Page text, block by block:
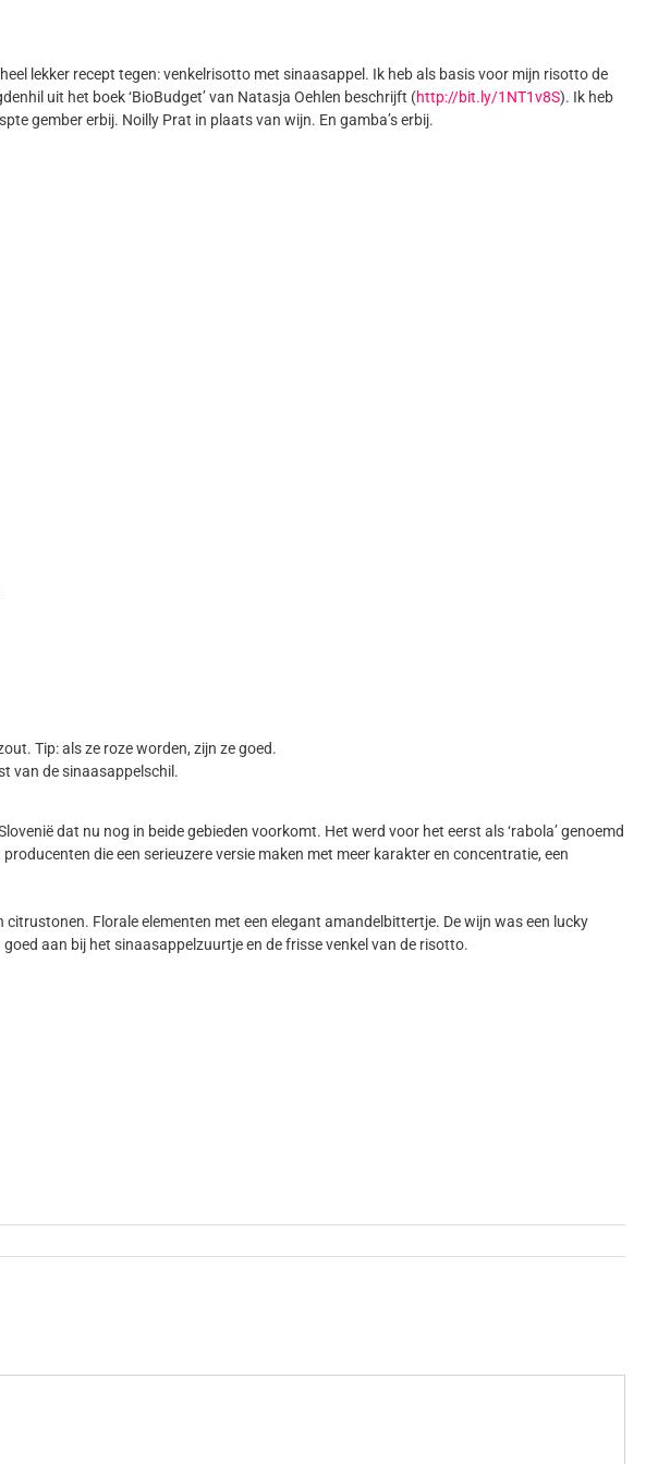
lekker recept tegen: venkelrisotto met sinaasappel. Ik heb als basis voor mijn risotto de
uit het boek ‘BioBudget’ van Natasja Oehlen beschrijft (http://bit.ly/1NT1v8S). Ik heb
gember erbij. Noilly Prat in plaats van wijn. En gamba’s erbij.
Tip: als ze roze worden, zijn ze goed.
van de sinaasappelschil.
dat nu nog in beide gebieden voorkomt. Het werd voor het eerst als ‘rabola’ genoemd
die een serieuzere versie maken met meer karakter en concentratie, een
Florale elementen met een elegant amandelbittertje. De wijn was een lucky
aan bij het sinaasappelzuurtje en de frisse venkel van de risotto.